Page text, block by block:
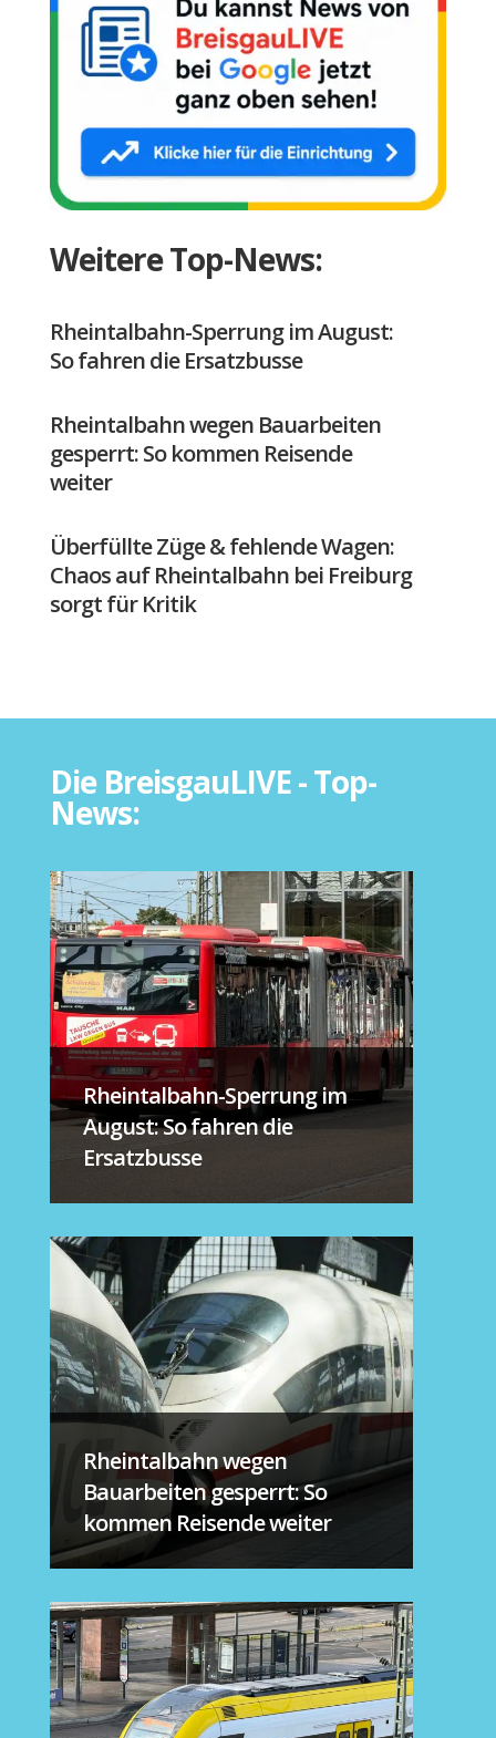
Weitere Top-News:
Rheintalbahn-Sperrung im August:
So fahren die Ersatzbusse
Rheintalbahn wegen Bauarbeiten
gesperrt: So kommen Reisende
weiter
Überfüllte Züge & fehlende Wagen:
Chaos auf Rheintalbahn bei Freiburg
sorgt für Kritik
Die BreisgauLIVE - Top-
News:
Rheintalbahn-Sperrung im
August: So fahren die
Ersatzbusse
Rheintalbahn wegen
Bauarbeiten gesperrt: So
kommen Reisende weiter